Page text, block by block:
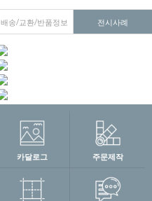
배송/교환/반품정보 전시사례
카달로그 주문제작